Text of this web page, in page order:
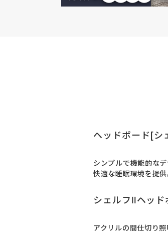
ヘッドボード[シ
シンプルで機能的な
快適な睡眠環境を提供
シェルフⅡヘッド
アクリルの間仕切り